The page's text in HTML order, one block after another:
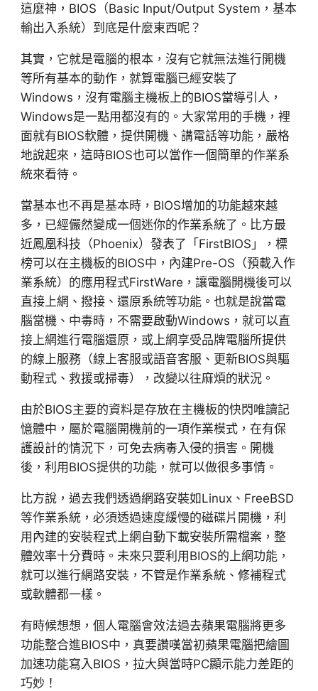
這麼神，BIOS（Basic Input/Output System，基本
輸出入系統）到底是什麼東西呢？
其實，它就是電腦的根本，沒有它就無法進行開機
等所有基本的動作，就算電腦已經安裝了
Windows，沒有電腦主機板上的BIOS當導引人，
Windows是一點用都沒有的。大家常用的手機，裡
面就有BIOS軟體，提供開機、講電話等功能，嚴格
地說起來，這時BIOS也可以當作一個簡單的作業系
統來看待。
當基本也不再是基本時，BIOS增加的功能越來越
多，已經儼然變成一個迷你的作業系統了。比方最
近鳳凰科技（Phoenix）發表了「FirstBIOS」，標
榜可以在主機板的BIOS中，內建Pre-OS（預載入作
業系統）的應用程式FirstWare，讓電腦開機後可以
直接上網、撥接、還原系統等功能。也就是說當電
腦當機、中毒時，不需要啟動Windows，就可以直
接上網進行電腦還原，或上網享受品牌電腦所提供
的線上服務（線上客服或語音客服、更新BIOS與驅
動程式、救援或掃毒），改變以往麻煩的狀況。
由於BIOS主要的資料是存放在主機板的快閃唯讀記
憶體中，屬於電腦開機前的一項作業模式，在有保
護設計的情況下，可免去病毒入侵的損害。開機
後，利用BIOS提供的功能，就可以做很多事情。
比方說，過去我們透過網路安裝如Linux、FreeBSD
等作業系統，必須透過速度緩慢的磁碟片開機，利
用內建的安裝程式上網自動下載安裝所需檔案，整
體效率十分費時。未來只要利用BIOS的上網功能，
就可以進行網路安裝，不管是作業系統、修補程式
或軟體都一樣。
有時候想想，個人電腦會效法過去蘋果電腦將更多
功能整合進BIOS中，真要讚嘆當初蘋果電腦把繪圖
加速功能寫入BIOS，拉大與當時PC顯示能力差距的
巧妙！